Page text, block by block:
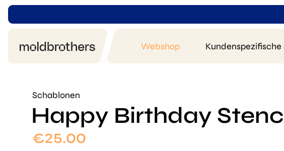
Webshop Kundenspezifische
Schablonen
Happy Birthday
€25.00